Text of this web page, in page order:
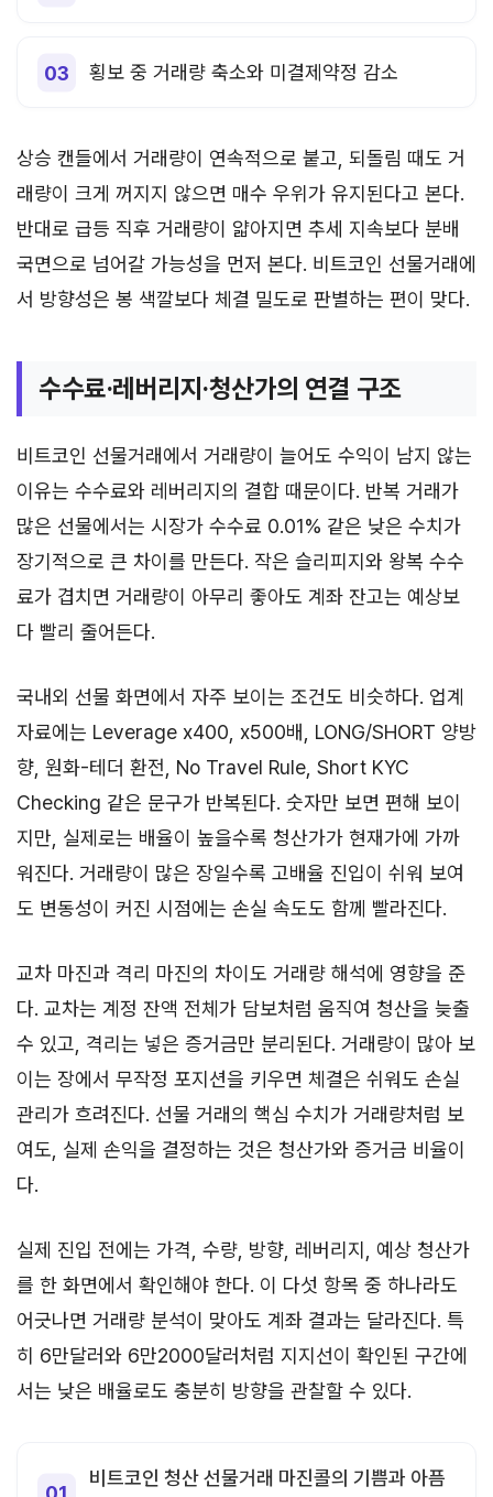
횡보 중 거래량 축소와 미결제약정 감소
상승 캔들에서 거래량이 연속적으로 붙고, 되돌림 때도 거
래량이 크게 꺼지지 않으면 매수 우위가 유지된다고 본다.
반대로 급등 직후 거래량이 얇아지면 추세 지속보다 분배
국면으로 넘어갈 가능성을 먼저 본다. 비트코인 선물거래에
서 방향성은 봉 색깔보다 체결 밀도로 판별하는 편이 맞다.
수수료·레버리지·청산가의 연결 구조
비트코인 선물거래에서 거래량이 늘어도 수익이 남지 않는
이유는 수수료와 레버리지의 결합 때문이다. 반복 거래가
많은 선물에서는 시장가 수수료 0.01% 같은 낮은 수치가
장기적으로 큰 차이를 만든다. 작은 슬리피지와 왕복 수수
료가 겹치면 거래량이 아무리 좋아도 계좌 잔고는 예상보
다 빨리 줄어든다.
국내외 선물 화면에서 자주 보이는 조건도 비슷하다. 업계
자료에는 Leverage x400, x500배, LONG/SHORT 양방
향, 원화-테더 환전, No Travel Rule, Short KYC
Checking 같은 문구가 반복된다. 숫자만 보면 편해 보이
지만, 실제로는 배율이 높을수록 청산가가 현재가에 가까
워진다. 거래량이 많은 장일수록 고배율 진입이 쉬워 보여
도 변동성이 커진 시점에는 손실 속도도 함께 빨라진다.
교차 마진과 격리 마진의 차이도 거래량 해석에 영향을 준
다. 교차는 계정 잔액 전체가 담보처럼 움직여 청산을 늦출
수 있고, 격리는 넣은 증거금만 분리된다. 거래량이 많아 보
이는 장에서 무작정 포지션을 키우면 체결은 쉬워도 손실
관리가 흐려진다. 선물 거래의 핵심 수치가 거래량처럼 보
여도, 실제 손익을 결정하는 것은 청산가와 증거금 비율이
다.
실제 진입 전에는 가격, 수량, 방향, 레버리지, 예상 청산가
를 한 화면에서 확인해야 한다. 이 다섯 항목 중 하나라도
어긋나면 거래량 분석이 맞아도 계좌 결과는 달라진다. 특
히 6만달러와 6만2000달러처럼 지지선이 확인된 구간에
서는 낮은 배율로도 충분히 방향을 관찰할 수 있다.
비트코인 청산 선물거래 마진콜의 기쁨과 아픔